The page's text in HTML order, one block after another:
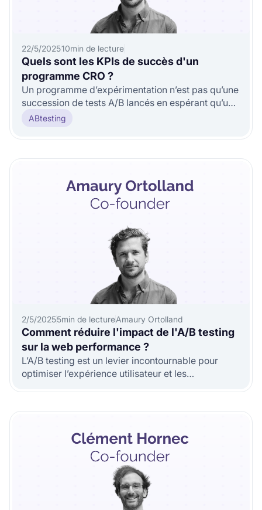
22/5/202510min de lecture
Quels sont les KPIs de succès d'un
programme CRO ?
Un programme d’expérimentation n’est pas qu’une
succession de tests A/B lancés en espérant qu’un
uplift apparaîtra.
ABtesting
2/5/20255min de lectureAmaury Ortolland
Comment réduire l'impact de l'A/B testing
sur la web performance ?
L’A/B testing est un levier incontournable pour
optimiser l’expérience utilisateur et les